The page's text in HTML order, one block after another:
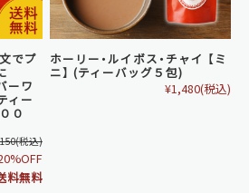
でプ
ーワ
ィー
０
(税込)
料無料
ホーリー・ルイボス・チャイ 【ミ
ニ】 (ティーバッグ５包)
¥1,480(税込)